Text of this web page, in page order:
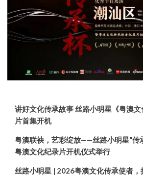
讲好文化传承故事 丝路小明星《粤澳
片首集开机
粤澳联袂，艺彩绽放——丝路小明星“传
粤澳文化纪录片开机仪式举行
丝路小明星 | 2026粤澳文化传承使者，